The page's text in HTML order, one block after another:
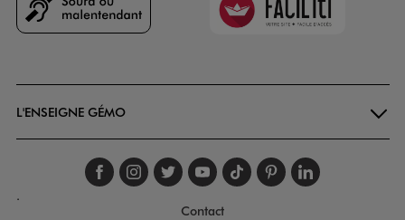
L'ENSEIGNE GÉMO
Suivez-nous sur
Suivez-nous sur
Suivez-nous sur
Suivez-nous
Suivez-nous
Suivez-
.
Contact